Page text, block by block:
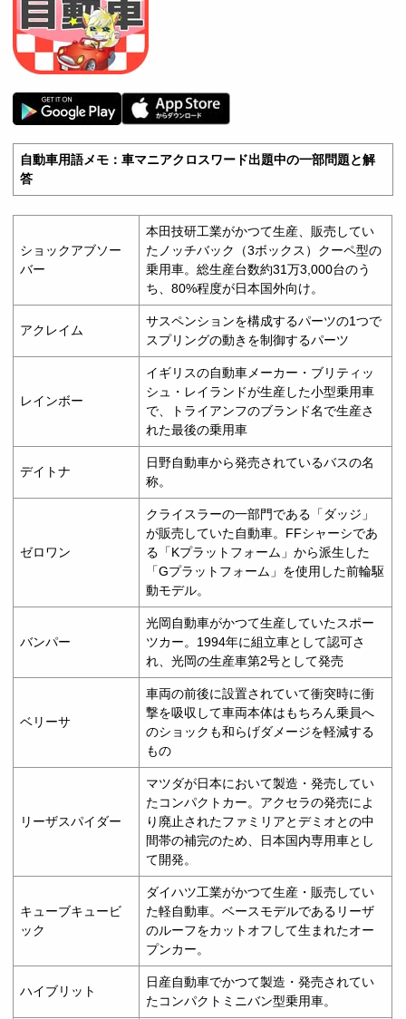
自動車用語メモ：車マニアクロスワード出題中の一部問題と解
答
ショックアブソー
バー
本田技研工業がかつて生産、販売してい
たノッチバック（3ボックス）クーペ型の
乗用車。総生産台数約31万3,000台のう
ち、80%程度が日本国外向け。
アクレイム
サスペンションを構成するパーツの1つで
スプリングの動きを制御するパーツ
レインボー
イギリスの自動車メーカー・ブリティッ
シュ・レイランドが生産した小型乗用車
で、トライアンフのブランド名で生産さ
れた最後の乗用車
デイトナ
日野自動車から発売されているバスの名
称。
ゼロワン
クライスラーの一部門である「ダッジ」
が販売していた自動車。FFシャーシであ
る「Kプラットフォーム」から派生した
「Gプラットフォーム」を使用した前輪駆
動モデル。
バンパー
光岡自動車がかつて生産していたスポー
ツカー。1994年に組立車として認可さ
れ、光岡の生産車第2号として発売
ベリーサ
車両の前後に設置されていて衝突時に衝
撃を吸収して車両本体はもちろん乗員へ
のショックも和らげダメージを軽減する
もの
リーザスパイダー
マツダが日本において製造・発売してい
たコンパクトカー。アクセラの発売によ
り廃止されたファミリアとデミオとの中
間帯の補完のため、日本国内専用車とし
て開発。
キューブキュービ
ック
ダイハツ工業がかつて生産・販売してい
た軽自動車。ベースモデルであるリーザ
のルーフをカットオフして生まれたオー
プンカー。
ハイブリット
日産自動車でかつて製造・発売されてい
たコンパクトミニバン型乗用車。